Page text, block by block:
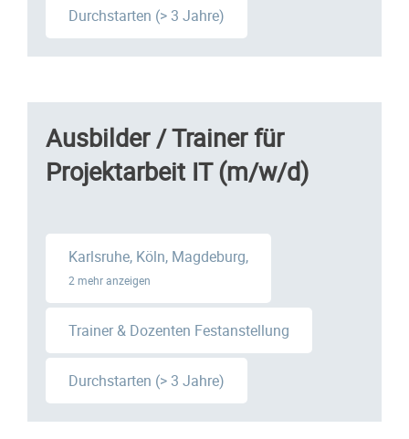
Durchstarten (> 3 Jahre)
Ausbilder / Trainer für
Projektarbeit IT (m/w/d)
Karlsruhe, Köln, Magdeburg,
2 mehr anzeigen
Trainer & Dozenten Festanstellung
Durchstarten (> 3 Jahre)